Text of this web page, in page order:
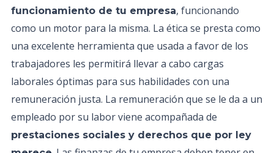
funcionamiento de tu empresa, funcionando
como un motor para la misma. La ética se presta como
una excelente herramienta que usada a favor de los
trabajadores les permitirá llevar a cabo cargas
laborales óptimas para sus habilidades con una
remuneración justa. La remuneración que se le da a un
empleado por su labor viene acompañada de
prestaciones sociales y derechos que por ley